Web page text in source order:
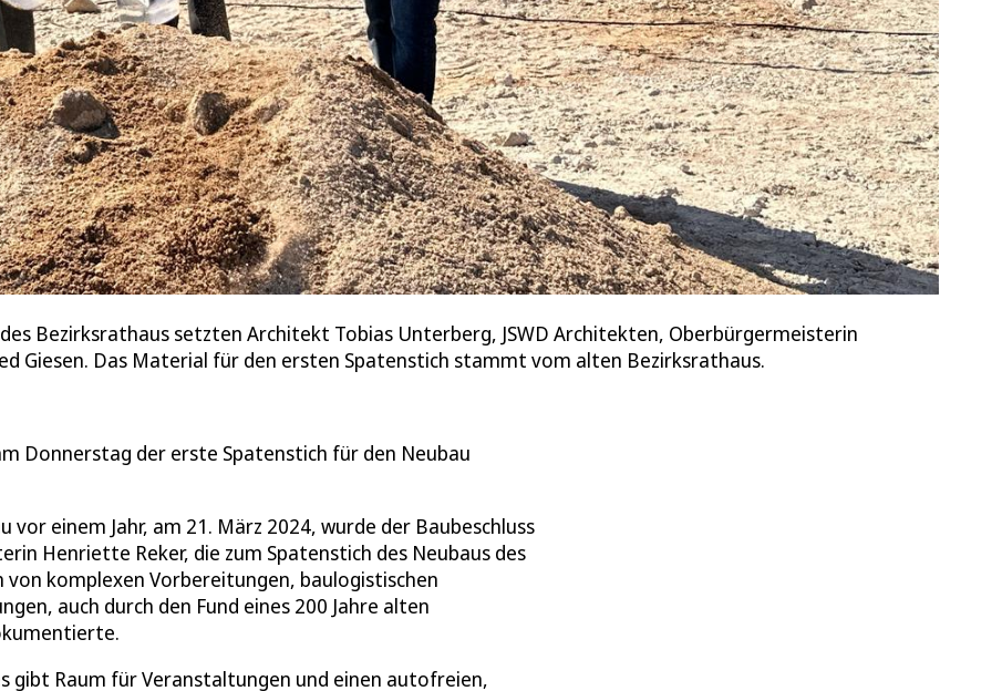
Bezirksrathaus setzten Architekt Tobias Unterberg, JSWD Architekten, Oberbürgermeisterin
Giesen. Das Material für den ersten Spatenstich stammt vom alten Bezirksrathaus.
Donnerstag der erste Spatenstich für den Neubau
einem Jahr, am 21. März 2024, wurde der Baubeschluss
Henriette Reker, die zum Spatenstich des Neubaus des
komplexen Vorbereitungen, baulogistischen
auch durch den Fund eines 200 Jahre alten
gibt Raum für Veranstaltungen und einen autofreien,